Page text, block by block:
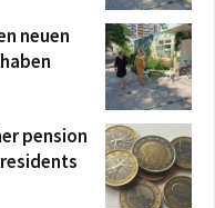
neuen
pension